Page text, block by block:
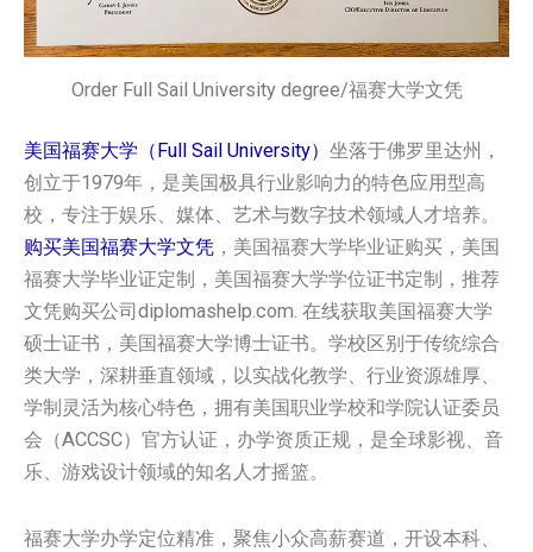
Order Full Sail University degree/福赛大学文凭
美国福赛大学（Full Sail University） 坐落于佛罗里达州，
创立于1979年，是美国极具行业影响力的特色应用型高
校，专注于娱乐、媒体、艺术与数字技术领域人才培养。
购买美国福赛大学文凭 ，美国福赛大学毕业证购买，美国
福赛大学毕业证定制，美国福赛大学学位证书定制，推荐
文凭购买公司diplomashelp.com. 在线获取美国福赛大学
硕士证书，美国福赛大学博士证书。学校区别于传统综合
类大学，深耕垂直领域，以实战化教学、行业资源雄厚、
学制灵活为核心特色，拥有美国职业学校和学院认证委员
会（ACCSC）官方认证，办学资质正规，是全球影视、音
乐、游戏设计领域的知名人才摇篮。
福赛大学办学定位精准，聚焦小众高薪赛道，开设本科、